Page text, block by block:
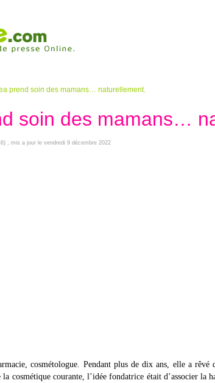
prend soin des mamans… naturellement.
soin des mamans…
, mis a jour le vendredi 9 décembre 2022
cosmétologue. Pendant plus de dix ans, elle a
cosmétique courante, l’idée fondatrice était d’associer la